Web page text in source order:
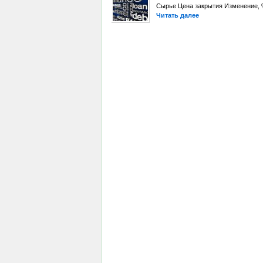
Сырье Цена закрытия Изменение,
Читать далее